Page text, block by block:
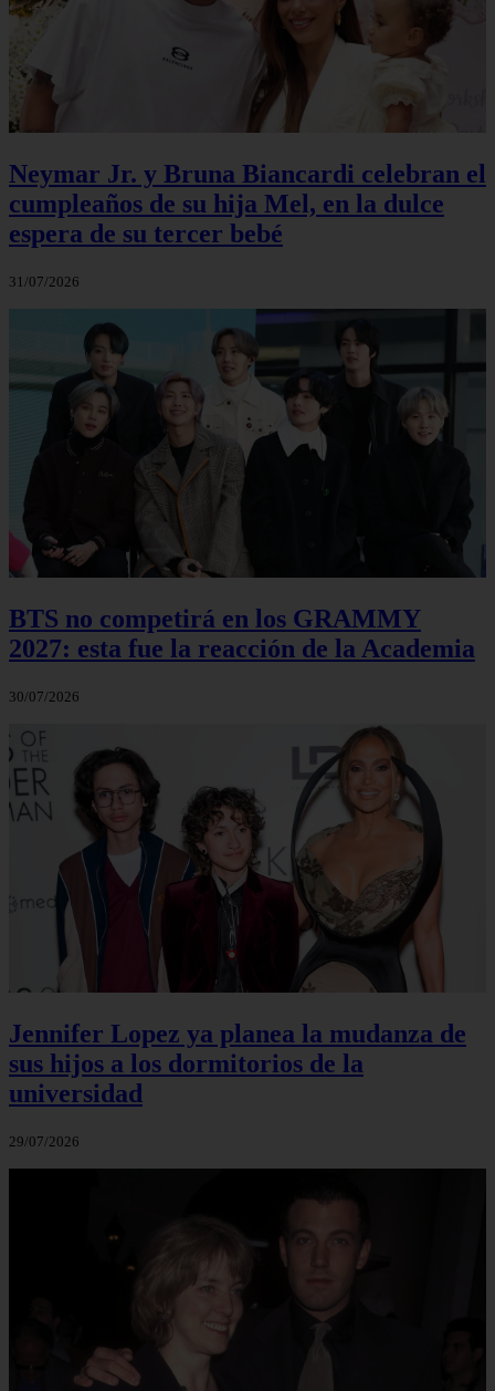
Neymar Jr. y Bruna Biancardi celebran el
cumpleaños de su hija Mel, en la dulce
espera de su tercer bebé
31/07/2026
BTS no competirá en los GRAMMY
2027: esta fue la reacción de la Academia
30/07/2026
Jennifer Lopez ya planea la mudanza de
sus hijos a los dormitorios de la
universidad
29/07/2026